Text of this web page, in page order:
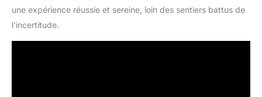
une expérience réussie et sereine, loin des sentiers battus de
l’incertitude.